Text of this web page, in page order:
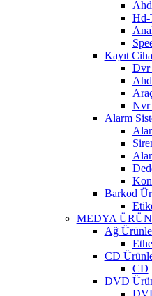
Hd-
Kayıt
Dvr
Nvr
Alarm
Barkod
MEDYA
Ağ
CD
CD
DVD